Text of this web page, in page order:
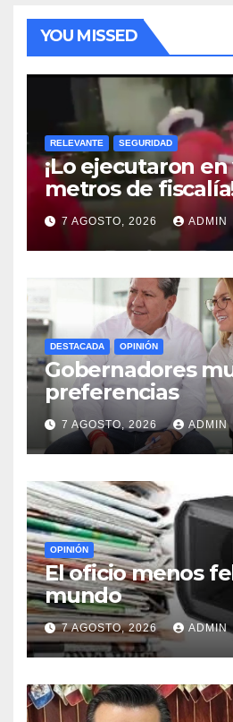
YOU MISSED
RELEVANTE SEGURIDAD
¡Lo ejecutaron en
metros de
7 AGOSTO, 2026 ADMIN
DESTACADA OPINIÓN
Gobernadores
preferencias
7 AGOSTO, 2026 ADMIN
OPINIÓN
El oficio menos
mundo
7 AGOSTO, 2026 ADMIN